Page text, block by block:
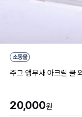
소동물
주그 앵무새 아크릴 쿨
20,000원